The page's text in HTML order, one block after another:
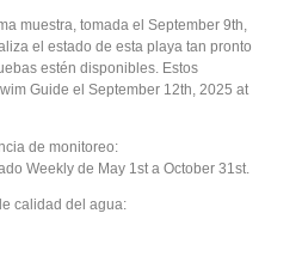
muestra, tomada el September 9th,
el estado de esta playa tan pronto
estén disponibles. Estos
Guide el September 12th, 2025 at
de monitoreo:
Weekly de May 1st a October 31st.
calidad del agua: